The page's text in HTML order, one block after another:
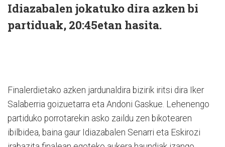
Idiazabalen jokatuko dira azken bi
partiduak, 20:45etan hasita.
Finalerdietako azken jardunaldira bizirik iritsi dira Iker
Salaberria goizuetarra eta Andoni Gaskue. Lehenengo
partiduko porrotarekin asko zaildu zen bikotearen
ibilbidea, baina gaur Idiazabalen Senarri eta Eskirozi